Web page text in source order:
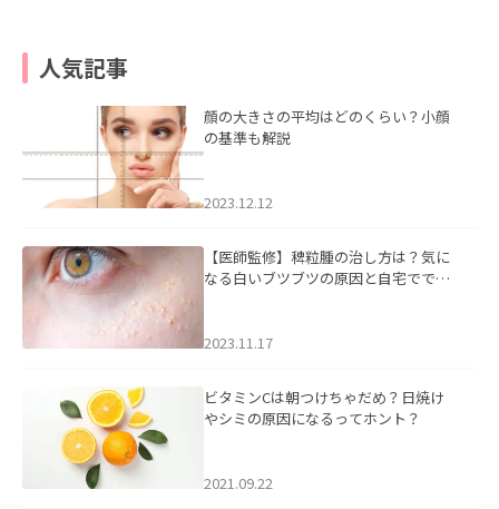
人気記事
顔の大きさの平均はどのくらい？小顔
の基準も解説
2023.12.12
【医師監修】稗粒腫の治し方は？気に
なる白いブツブツの原因と自宅ででき
2023.11.17
ビタミンCは朝つけちゃだめ？日焼け
やシミの原因になるってホント？
2021.09.22